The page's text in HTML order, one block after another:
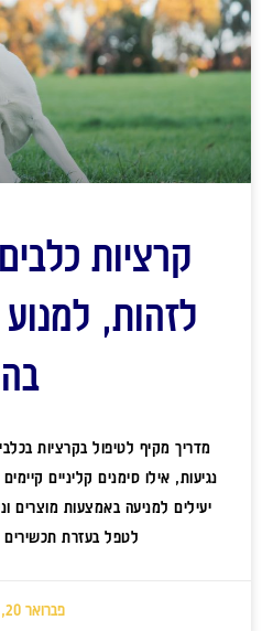
קרציות
לזהות,
מדריך מקיף לטיפול בקרציות
נגיעות, אילו סימנים קליניים
יעילים למניעה באמצעות מוצרים
לטפל בעזרת תכשירים
פברואר 20, 2025